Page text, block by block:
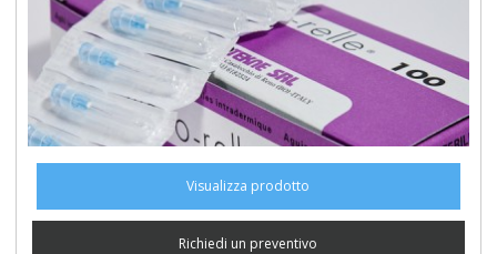
Visualizza prodotto
Richiedi un preventivo